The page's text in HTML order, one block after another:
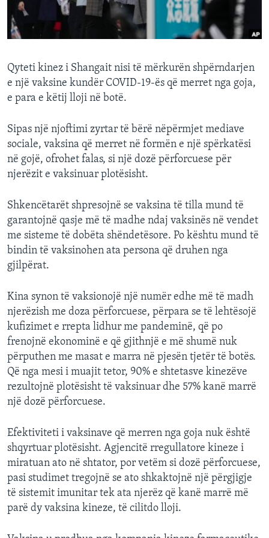
INTERVISTA
DITARI
Qyteti kinez i Shangait nisi të mërkurën shpërndarjen
e një vaksine kundër COVID-19-ës që merret nga goja,
e para e këtij lloji në botë.
Sipas një njoftimi zyrtar të bërë nëpërmjet mediave
sociale, vaksina që merret në formën e një spërkatësi
në gojë, ofrohet falas, si një dozë përforcuese për
njerëzit e vaksinuar plotësisht.
Shkencëtarët shpresojnë se vaksina të tilla mund të
garantojnë qasje më të madhe ndaj vaksinës në vendet
me sisteme të dobëta shëndetësore. Po kështu mund të
bindin të vaksinohen ata persona që druhen nga
gjilpërat.
Kina synon të vaksionojë një numër edhe më të madh
njerëzish me doza përforcuese, përpara se të lehtësojë
kufizimet e rrepta lidhur me pandeminë, që po
frenojnë ekonominë e që gjithnjë e më shumë nuk
përputhen me masat e marra në pjesën tjetër të botës.
Që nga mesi i muajit tetor, 90% e shtetasve kinezëve
rezultojnë plotësisht të vaksinuar dhe 57% kanë marrë
një dozë përforcuese.
Efektiviteti i vaksinave që merren nga goja nuk është
shqyrtuar plotësisht. Agjencitë rregullatore kineze i
miratuan ato në shtator, por vetëm si dozë përforcuese,
pasi studimet tregojnë se ato shkaktojnë një përgjigje
të sistemit imunitar tek ata njerëz që kanë marrë më
parë dy vaksina kineze, të cilitdo lloji.